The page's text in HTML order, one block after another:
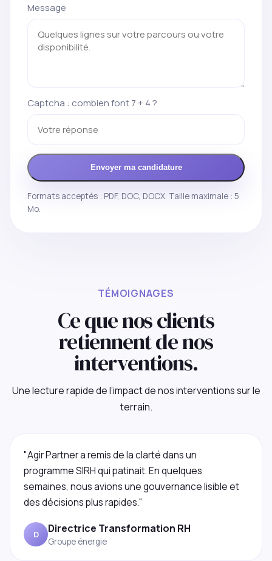
Message
Captcha : combien font 7 + 4 ?
Envoyer ma candidature
Formats acceptés : PDF, DOC, DOCX. Taille maximale : 5
Mo.
TÉMOIGNAGES
Ce que nos clients
retiennent de nos
interventions.
Une lecture rapide de l’impact de nos interventions sur le
terrain.
"Agir Partner a remis de la clarté dans un
programme SIRH qui patinait. En quelques
semaines, nous avions une gouvernance lisible et
des décisions plus rapides."
D Directrice Transformation RH
Groupe énergie